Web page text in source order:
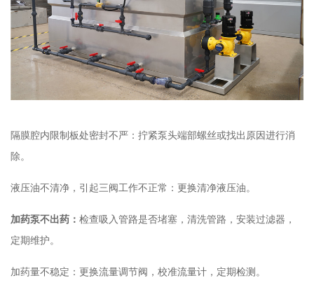
隔膜腔内限制板处密封不严：拧紧泵头端部螺丝或找出原因进行消
除。
液压油不清净，引起三阀工作不正常：更换清净液压油。
加药泵不出药： 检查吸入管路是否堵塞，清洗管路，安装过滤器，
定期维护。
加药量不稳定：更换流量调节阀，校准流量计，定期检测。